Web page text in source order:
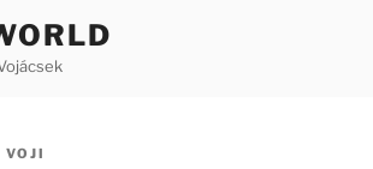
VOJI